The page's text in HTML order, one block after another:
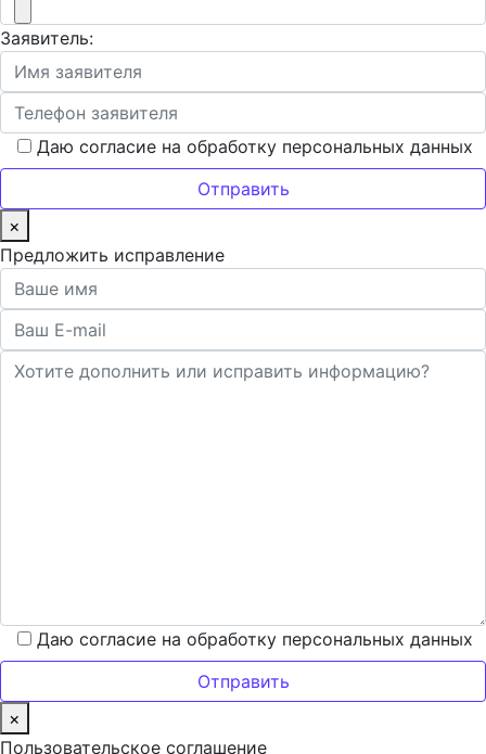
Заявитель:
Даю согласие на обработку персональных данных
×
Предложить исправление
Даю согласие на обработку персональных данных
×
Пользовательское соглашение